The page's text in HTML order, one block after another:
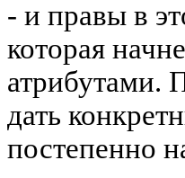
- и правы в
которая
атрибутами.
дать
постепенно